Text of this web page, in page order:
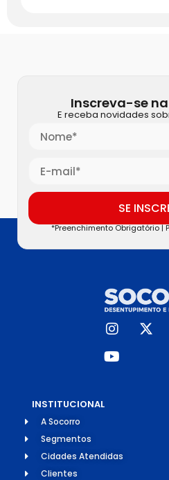
Inscreva-se
E receba novidades
SE
*Preenchimento Obrigatório |
INSTITUCIONAL
A Socorro
Segmentos
Cidades Atendidas
Clientes